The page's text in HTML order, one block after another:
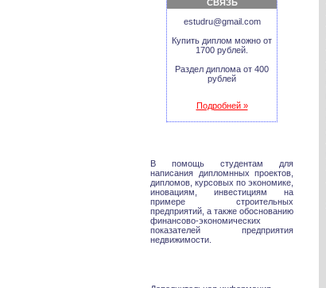
СВЯЗЬ
estudru@gmail.com
Купить диплом можно от
1700 рублей.
Раздел диплома от 400
рублей
Подробней »
В помощь студентам для
написания дипломнных проектов,
дипломов, курсовых по экономике,
иновациям, инвестициям на
примере строительных
предприятий, а также обоснованию
финансово-экономических
показателей предприятия
недвижимости.